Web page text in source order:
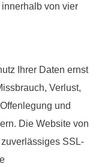
von vier
Ihrer Daten ernst
Verlust,
und
Die Website von
SSL-